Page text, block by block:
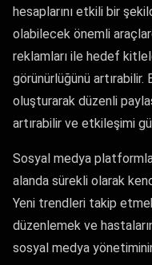
hesaplarını etkili bir
olabilecek önemli
reklamları ile hedef
görünürlüğünü artırabilir.
oluşturarak düzenli
artırabilir ve etkileşimi
Sosyal medya
alanda sürekli olarak
Yeni trendleri takip
düzenlemek ve
sosyal medya